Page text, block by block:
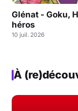
Glénat - Goku,
héros
10 juil. 2026
À